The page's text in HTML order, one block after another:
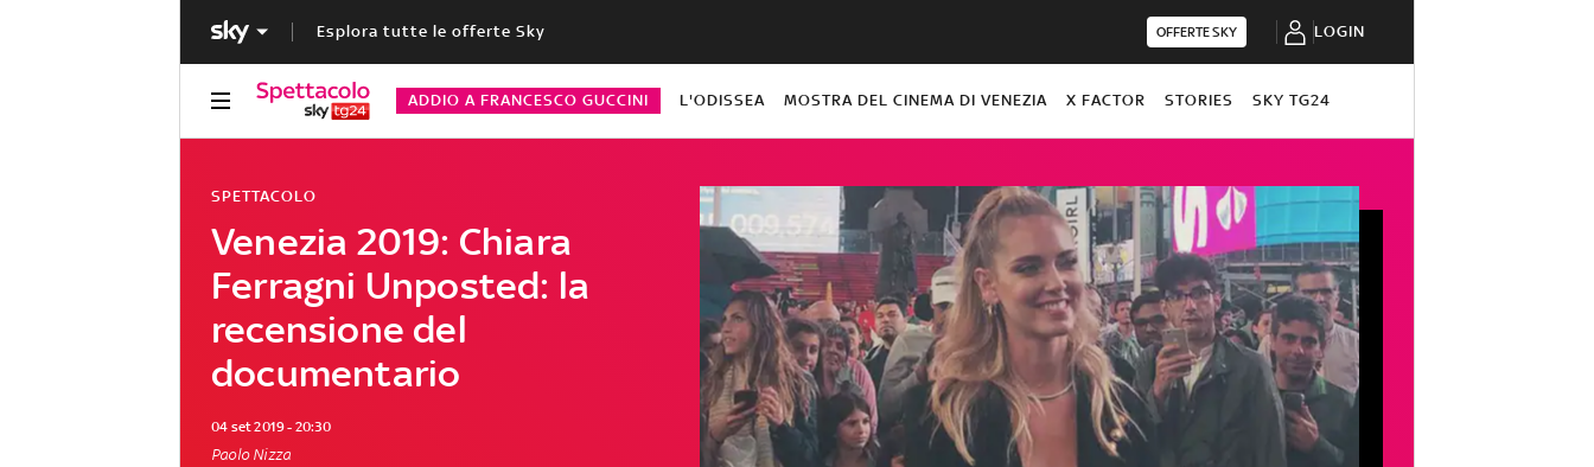
Esplora tutte le offerte Sky OFFERTE SKY LOGIN
ADDIO A FRANCESCO GUCCINI L'ODISSEA MOSTRA DEL CINEMA DI VENEZIA X FACTOR STORIES SKY TG24
Venezia 2019: Chiara
Ferragni Unposted: la
recensione del
documentario
SPETTACOLO
04 set 2019 - 20:30
Paolo Nizza